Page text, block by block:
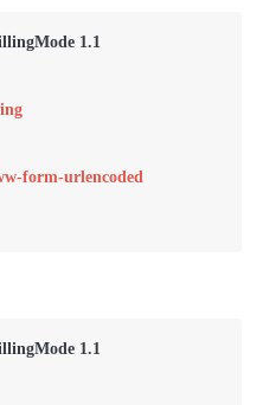
form-urlencoded